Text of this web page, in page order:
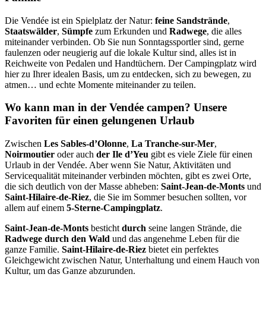
Die Vendée ist ein Spielplatz der Natur: feine Sandstrände,
Staatswälder, Sümpfe zum Erkunden und Radwege, die alles
miteinander verbinden. Ob Sie nun Sonntagssportler sind, gerne
faulenzen oder neugierig auf die lokale Kultur sind, alles ist in
Reichweite von Pedalen und Handtüchern. Der Campingplatz wird
hier zu Ihrer idealen Basis, um zu entdecken, sich zu bewegen, zu
atmen… und echte Momente miteinander zu teilen.
Wo kann man in der Vendée campen? Unsere
Favoriten für einen gelungenen Urlaub
Zwischen Les Sables-d’Olonne, La Tranche-sur-Mer,
Noirmoutier oder auch der Ile d’Yeu gibt es viele Ziele für einen
Urlaub in der Vendée. Aber wenn Sie Natur, Aktivitäten und
Servicequalität miteinander verbinden möchten, gibt es zwei Orte,
die sich deutlich von der Masse abheben: Saint-Jean-de-Monts und
Saint-Hilaire-de-Riez, die Sie im Sommer besuchen sollten, vor
allem auf einem 5-Sterne-Campingplatz.
Saint-Jean-de-Monts besticht durch seine langen Strände, die
Radwege durch den Wald und das angenehme Leben für die
ganze Familie. Saint-Hilaire-de-Riez bietet ein perfektes
Gleichgewicht zwischen Natur, Unterhaltung und einem Hauch von
Kultur, um das Ganze abzurunden.